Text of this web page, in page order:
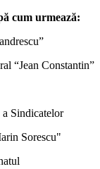
cum urmează:
“Jean Constantin”
Sindicatelor
Sorescu"